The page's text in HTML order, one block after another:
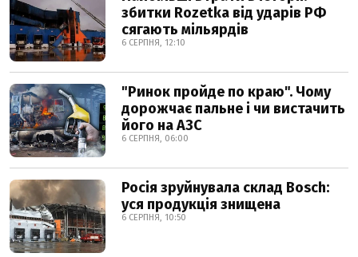
збитки Rozetka від ударів РФ
сягають мільярдів
6 СЕРПНЯ, 12:10
"Ринок пройде по краю". Чому
дорожчає пальне і чи вистачить
його на АЗС
6 СЕРПНЯ, 06:00
Росія зруйнувала склад Bosch:
уся продукція знищена
6 СЕРПНЯ, 10:50